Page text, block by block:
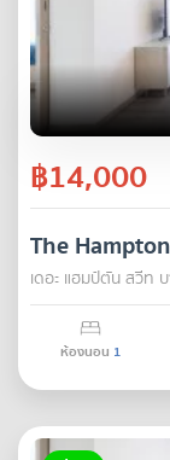
฿14,000
The
เดอะ แฮมป์ตัน สวีท
ห้องนอน 1